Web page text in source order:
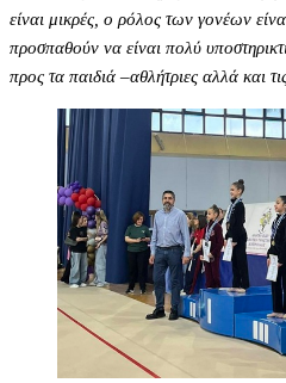
είναι μικρές, ο ρόλος των γονέων
προσπαθούν να είναι πολύ
προς τα παιδιά –αθλήτριες αλλά και